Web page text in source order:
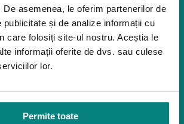
asemenea, le oferim partenerilor de
publicitate și de analize informații cu
care folosiți site-ul nostru. Aceștia le
informații oferite de dvs. sau culese
lor.
Permite toate
adulţi